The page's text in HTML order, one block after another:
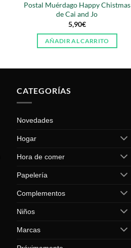
Postal Muérdago Happy Chistmas
de Cai and Jo
5,90€
AÑADIR AL CARRITO
CATEGORÍAS
Novedades
Hogar
Hora de comer
Papelería
Complementos
Niños
Marcas